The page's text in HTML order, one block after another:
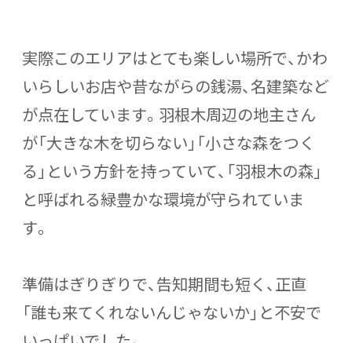
実際このエリアはとても楽しい場所で、かわ
いらしいお店や昔ながらの銭湯、名建築など
が点在しています。羽根木周辺の地主さん
が「大きな木を切らない」「小さな森をつく
る」という方針を持っていて、「羽根木の森」
と呼ばれる緑豊かな環境が守られていま
す。
準備はぎりぎりで、告知期間も短く、正直
「誰も来てくれないんじゃないか」と不安で